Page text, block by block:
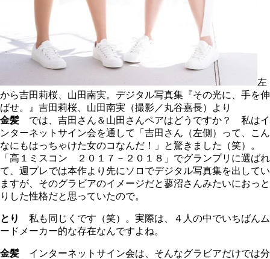
左
から吉田莉桜、山田南実。デジタル写真集『その光に、手を伸
ばせ。』吉田莉桜、山田南実（撮影／丸谷嘉長）より
金髪 では、吉田さん＆山田さんペアはどうですか？ 私はイ
ンターネットサイン会を通して「吉田さん（左側）って、こん
なにもはっちゃけた女のコなんだ！」と驚きました（笑）。
「高１ミスコン ２０１７－２０１８」でグランプリに選ばれ
て、週プレでは本作より先にソロでデジタル写真集を出してい
ますが、そのグラビアのイメージだと蓼沼さんみたいにおっと
りした性格だと思っていたので。
とり
私も同じくです（笑）。実際は、４人の中でいちばんム
ードメーカー的な存在なんですよね。
金髪 インターネットサイン会は、そんなグラビアだけでは分